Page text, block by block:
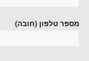
מספר טלפון (חובה)